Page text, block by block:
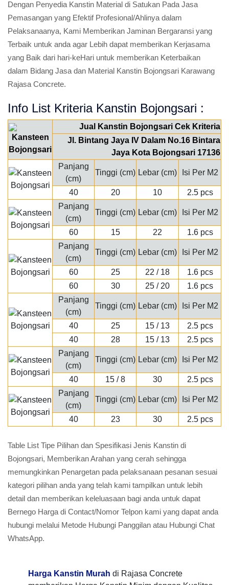
Dengan Penyedia Kanstin Material di Satukan Pada Jasa
Pemasangan yang Efektif Profesional/Ahlinya dalam
Pelaksanaanya, Kami Memberikan Jaminan Bergaransi yang
Terbaik untuk anda agar Lebih dapat memberikan Kerjasama
yang Baik dari hari-keHari untuk memberikan Keterbaikan
dalam Bidang Jasa dan Material Kanstin Bojongsari Karawang
Rajasa Concrete.
Info List Kriteria Kanstin Bojongsari :
Jual Kanstin Bojongsari Cek Kriteria
Jl. Bintang Jaya IV Dalam No.16 Bintara
Jaya Kota Bojongsari 17136
Panjang
(cm)
Tinggi (cm) Lebar (cm) Isi Per M2
40 20 10
2.5 pcs
Panjang
(cm)
Tinggi (cm) Lebar (cm) Isi Per M2
60 15 22
1.6 pcs
Panjang
(cm)
Tinggi (cm) Lebar (cm) Isi Per M2
60 25 22 / 18
1.6 pcs
60
30 25 / 20
1.6 pcs
Panjang
(cm)
Tinggi (cm) Lebar (cm) Isi Per M2
40 25 15 / 13
2.5 pcs
40
28 15 / 13
2.5 pcs
Panjang
(cm)
Tinggi (cm) Lebar (cm) Isi Per M2
40 15 / 8 30
2.5 pcs
Panjang
(cm)
Tinggi (cm) Lebar (cm) Isi Per M2
40 23 30 2.5 pcs
Table List Tipe Pilihan dan Spesifikasi Jenis Kanstin di
Bojongsari, Memberikan Arahan yang cerah sehingga
memungkinkan Penargetan pada pelaksanaan pesanan sesuai
kategori pilihan anda yang telah kami tampilkan untuk lebih
detail dan memberikan keleluasaan bagi anda untuk dapat
Bernego Harga di Contact/Nomor Telpon kami yang dapat anda
hubungi melalui Metode Hubungi Panggilan atau Hubungi Chat
WhatsApp.
Harga Kanstin Murah di Rajasa Concrete